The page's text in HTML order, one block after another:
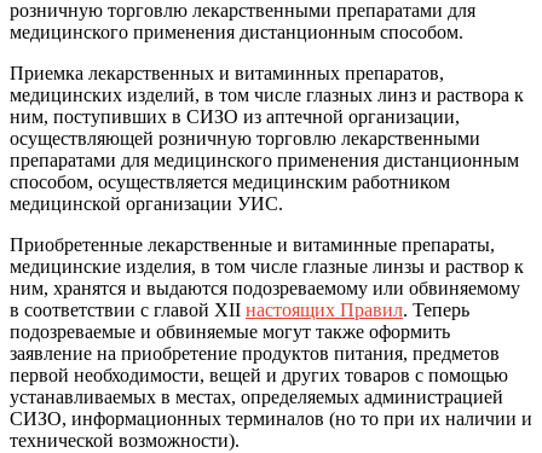
розничную торговлю лекарственными препаратами для
медицинского применения дистанционным способом.
Приемка лекарственных и витаминных препаратов,
медицинских изделий, в том числе глазных линз и раствора к
ним, поступивших в СИЗО из аптечной организации,
осуществляющей розничную торговлю лекарственными
препаратами для медицинского применения дистанционным
способом, осуществляется медицинским работником
медицинской организации УИС.
Приобретенные лекарственные и витаминные препараты,
медицинские изделия, в том числе глазные линзы и раствор к
ним, хранятся и выдаются подозреваемому или обвиняемому
в соответствии с главой XII настоящих Правил. Теперь
подозреваемые и обвиняемые могут также оформить
заявление на приобретение продуктов питания, предметов
первой необходимости, вещей и других товаров с помощью
устанавливаемых в местах, определяемых администрацией
СИЗО, информационных терминалов (но то при их наличии и
технической возможности).